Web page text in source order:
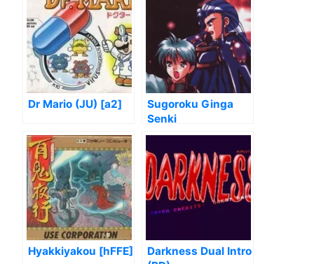
Dr Mario (JU) [a2]
Sugoroku Ginga
Senki
Hyakkiyakou [hFFE]
Darkness Dual Intro